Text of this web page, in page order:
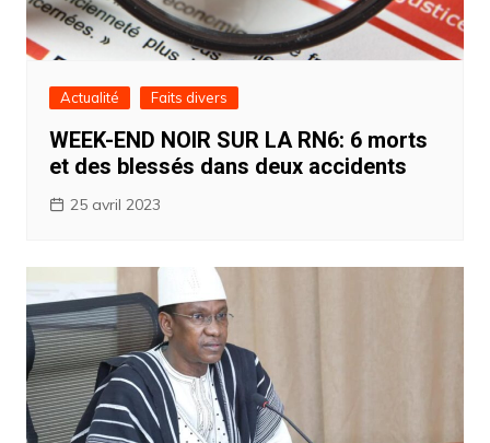
Actualité Faits divers
WEEK-END NOIR SUR LA RN6: 6 morts
et des blessés dans deux accidents
25 avril 2023